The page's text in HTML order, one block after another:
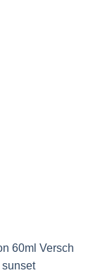
60ml Versch